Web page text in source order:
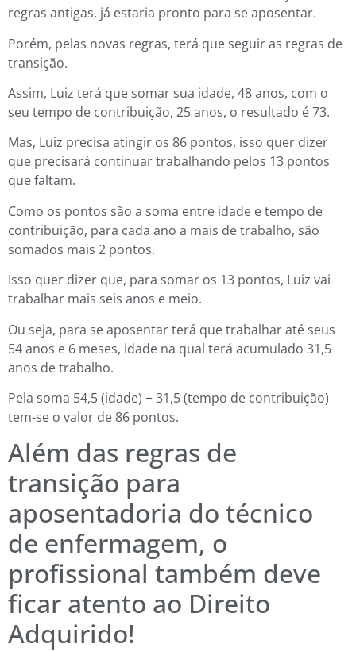
regras antigas, já estaria pronto para se aposentar.
Porém, pelas novas regras, terá que seguir as regras de
transição.
Assim, Luiz terá que somar sua idade, 48 anos, com o
seu tempo de contribuição, 25 anos, o resultado é 73.
Mas, Luiz precisa atingir os 86 pontos, isso quer dizer
que precisará continuar trabalhando pelos 13 pontos
que faltam.
Como os pontos são a soma entre idade e tempo de
contribuição, para cada ano a mais de trabalho, são
somados mais 2 pontos.
Isso quer dizer que, para somar os 13 pontos, Luiz vai
trabalhar mais seis anos e meio.
Ou seja, para se aposentar terá que trabalhar até seus
54 anos e 6 meses, idade na qual terá acumulado 31,5
anos de trabalho.
Pela soma 54,5 (idade) + 31,5 (tempo de contribuição)
tem-se o valor de 86 pontos.
Além das regras de
transição para
aposentadoria do técnico
de enfermagem, o
profissional também deve
ficar atento ao Direito
Adquirido!